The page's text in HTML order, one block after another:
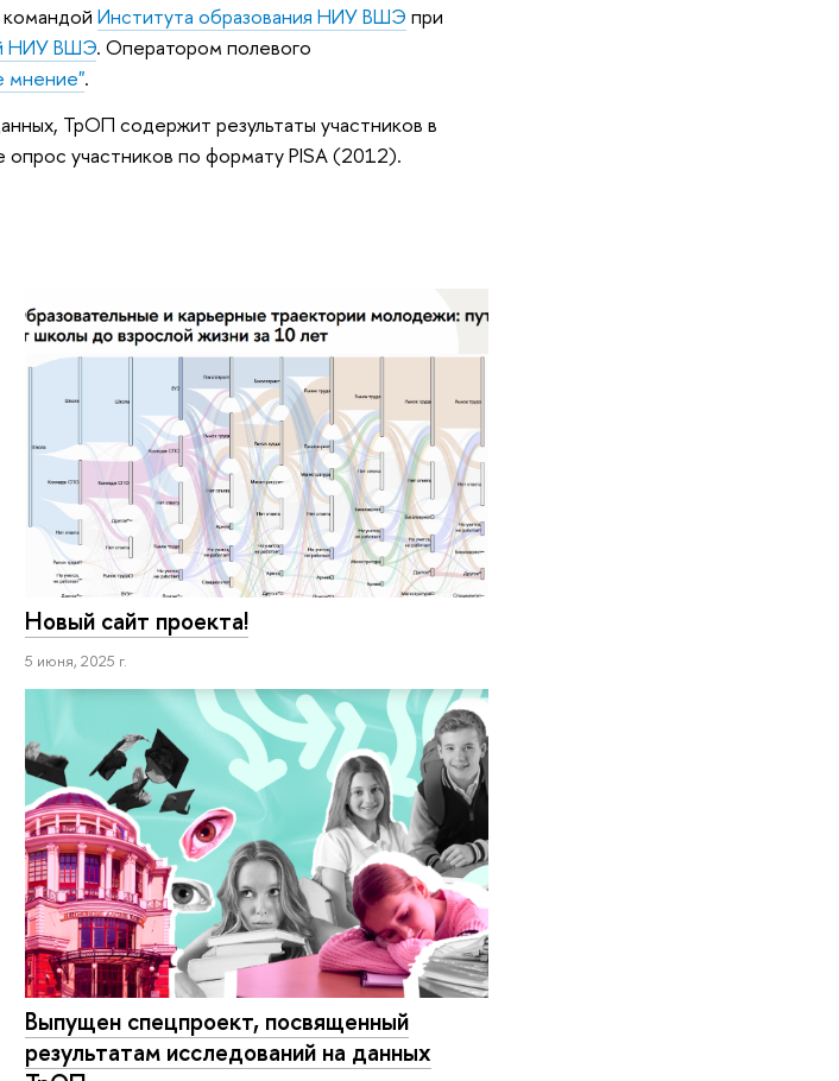
Института образования НИУ ВШЭ при
НИУ ВШЭ. Оператором полевого
мнение".
ТрОП содержит результаты участников в
участников по формату PISA (2012).
Новый сайт проекта!
5 июня, 2025 г.
Выпущен спецпроект, посвященный
результатам исследований на данных